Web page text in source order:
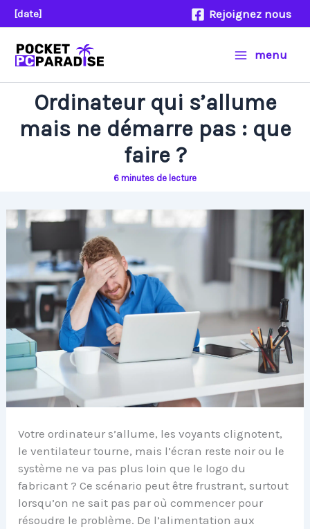
Aller
au
contenu
[date] Rejoignez nous
menu
Ordinateur qui s’allume
mais ne démarre pas : que
faire ?
6 minutes de lecture
Votre ordinateur s’allume, les voyants clignotent,
le ventilateur tourne, mais l’écran reste noir ou le
système ne va pas plus loin que le logo du
fabricant ? Ce scénario peut être frustrant, surtout
lorsqu’on ne sait pas par où commencer pour
résoudre le problème. De l’alimentation aux